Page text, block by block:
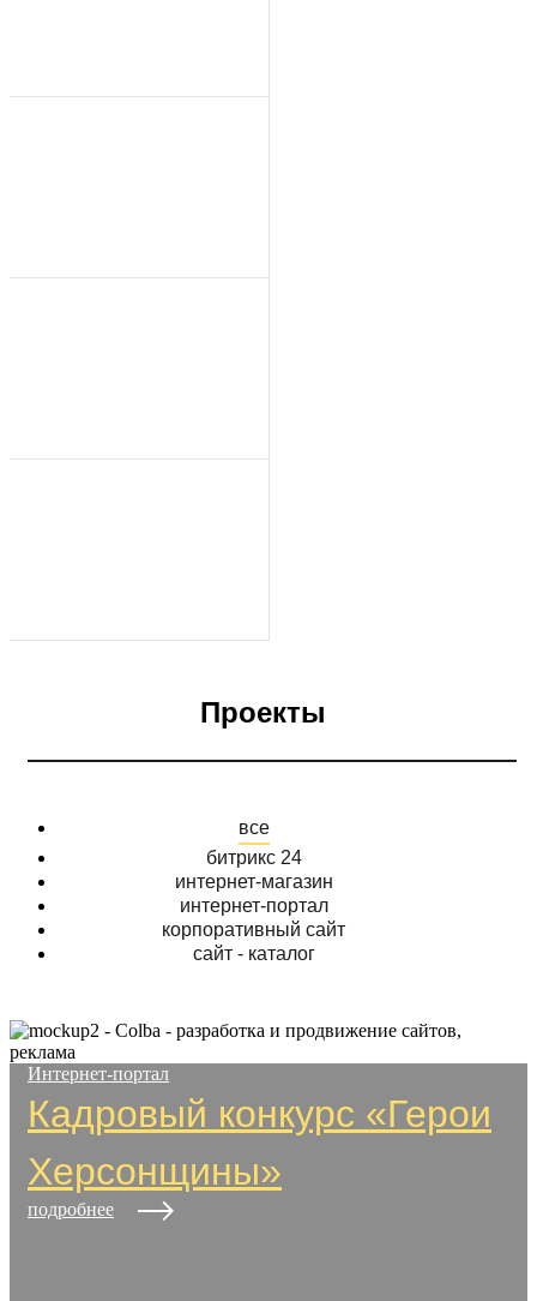
Проекты
все
битрикс 24
интернет-магазин
интернет-портал
корпоративный сайт
сайт - каталог
Интернет-портал
Кадровый конкурс «Герои
Херсонщины»
подробнее